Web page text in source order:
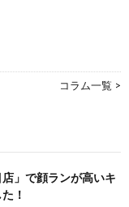
コラム一覧 >
店」で顔ランが高いキ
！